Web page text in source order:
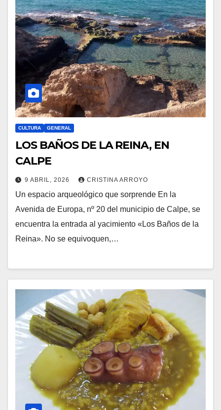
CULTURA GENERAL
LOS BAÑOS DE LA REINA, EN
CALPE
9 ABRIL, 2026 CRISTINA ARROYO
Un espacio arqueológico que sorprende En la
Avenida de Europa, nº 20 del municipio de Calpe, se
encuentra la entrada al yacimiento «Los Baños de la
Reina». No se equivoquen,…